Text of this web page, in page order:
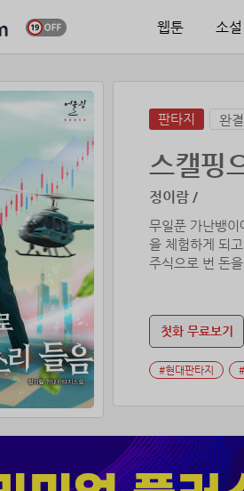
웹툰 소설
판타지 완결
스캘핑
정이람 /
무일푼 가난뱅
을 체험하게 되
주식으로 번 돈
첫화 무료보기
#현대판타지